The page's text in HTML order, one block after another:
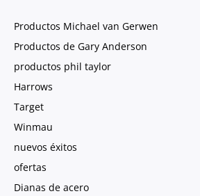
Productos Michael van Gerwen
Productos de Gary Anderson
productos phil taylor
Harrows
Target
Winmau
nuevos éxitos
ofertas
Dianas de acero